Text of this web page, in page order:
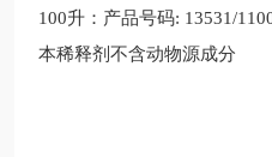
100升：产品号码: 13531/
本稀释剂不含动物源成分